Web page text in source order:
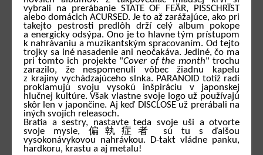
vybrali na prerábanie STATE OF FEÄR, PISSCHRÏST
alebo domácich ACURSED. Je to až zarážajúce, ako pri
takejto pestrosti predlôh drží celý album pokope
a energicky odsýpa. Ono je to hlavne tým prístupom
k nahrávaniu a muzikantským spracovaním. Od tejto
trojky sa iné nasadenie ani neočakáva. Jediné, čo ma
pri tomto ich projekte "Cover of the month" trochu
zarazilo, že nespomenuli vôbec žiadnu kapelu
z krajiny vychádzajúceho slnka. PARANOID totiž radi
proklamujú svoju vysokú inšpiráciu v japonskej
hlučnej kultúre. Však vlastne svoje logo už používajú
skôr len v japončine. Aj keď DISCLOSE už prerábali na
iných svojich releasoch.
Bratia a sestry, nastavte teda svoje uši a otvorte
svoje mysle, 偏執症者 sú tu s ďalšou
vysokonávykovou nahrávkou. D-takt vládne panku,
hardkoru, krastu a aj metalu!